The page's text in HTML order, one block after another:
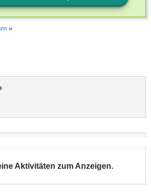
Aktivitäten zum Anzeigen.